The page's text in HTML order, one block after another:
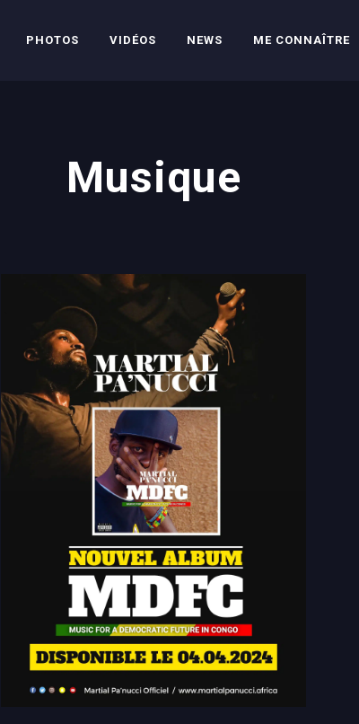
PHOTOS VIDÉOS NEWS ME CONNAÎTRE
Musique